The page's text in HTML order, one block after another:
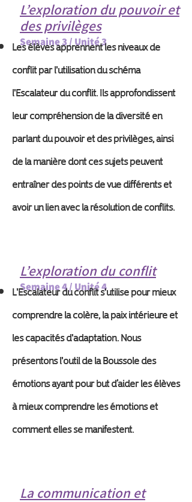
L’exploration du pouvoir et
des privilèges
Semaine 3 / Unité 3
Les élèves apprennent les niveaux de
conflit par l'utilisation du schéma
l'Escalateur du conflit. Ils approfondissent
leur compréhension de la diversité en
parlant du pouvoir et des privilèges, ainsi
de la manière dont ces sujets peuvent
entraîner des points de vue différents et
avoir un lien avec la résolution de conflits.
L’exploration du conflit
Semaine 4 / Unité 4
L'Escalateur du conflit s'utilise pour mieux
comprendre la colère, la paix intérieure et
les capacités d'adaptation. Nous
présentons l'outil de la Boussole des
émotions ayant pour but d’aider les élèves
à mieux comprendre les émotions et
comment elles se manifestent.
La communication et